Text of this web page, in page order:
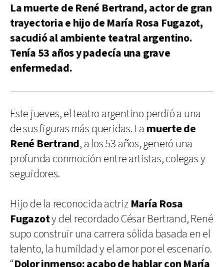
La muerte de René Bertrand, actor de gran
trayectoria e hijo de María Rosa Fugazot,
sacudió al ambiente teatral argentino.
Tenía 53 años y padecía una grave
enfermedad.
Este jueves, el teatro argentino perdió a una
de sus figuras más queridas. La muerte de
René Bertrand, a los 53 años, generó una
profunda conmoción entre artistas, colegas y
seguidores.
Hijo de la reconocida actriz María Rosa
Fugazoty del recordado César Bertrand, René
supo construir una carrera sólida basada en el
talento, la humildad y el amor por el escenario.
“Dolor inmenso: acabo de hablar con María